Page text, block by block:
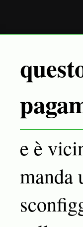
e è
manda